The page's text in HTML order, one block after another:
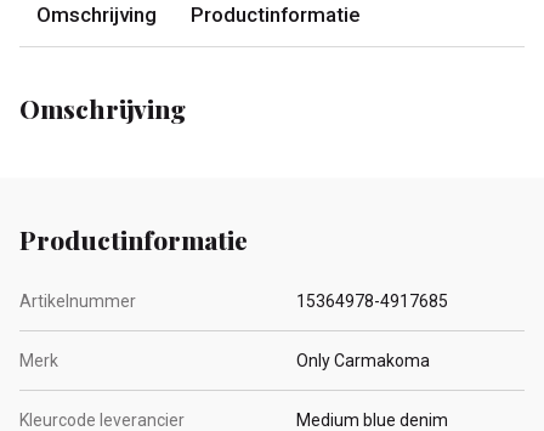
Omschrijving Productinformatie
Omschrijving
Productinformatie
Artikelnummer 15364978-4917685
Merk Only Carmakoma
Kleurcode leverancier Medium blue denim